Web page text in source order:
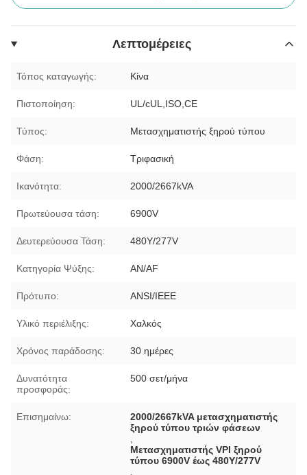
Λεπτομέρειες
Τόπος καταγωγής: Κίνα
Πιστοποίηση: UL/cUL,ISO,CE
Τύπος: Μετασχηματιστής ξηρού τύπου
Φάση: Τριφασική
Ικανότητα: 2000/2667kVA
Πρωτεύουσα τάση: 6900V
Δευτερεύουσα Τάση: 480Y/277V
Κατηγορία Ψύξης: AN/AF
Πρότυπο: ANSI/IEEE
Υλικό περιέλιξης: Χαλκός
Χρόνος παράδοσης: 30 ημέρες
Δυνατότητα
προσφοράς:
500 σετ/μήνα
Επισημαίνω:
2000/2667kVA μετασχηματιστής
ξηρού τύπου τριών φάσεων
Μετασχηματιστής VPI ξηρού
τύπου 6900V έως 480Y/277V